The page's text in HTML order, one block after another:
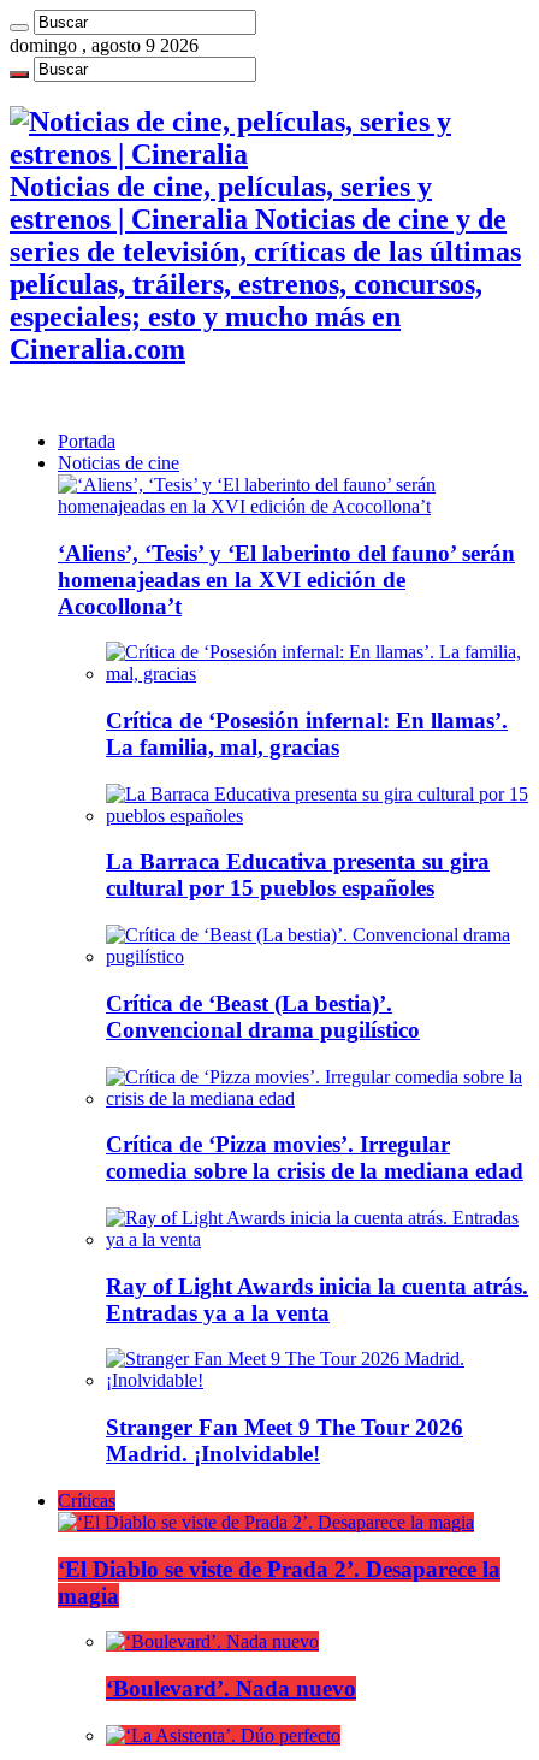
domingo , agosto 9 2026
Noticias de cine, películas, series y
estrenos | Cineralia Noticias de cine y de
series de televisión, críticas de las últimas
películas, tráilers, estrenos, concursos,
especiales; esto y mucho más en
Cineralia.com
Portada
Noticias de cine
‘Aliens’, ‘Tesis’ y ‘El laberinto del fauno’ serán
homenajeadas en la XVI edición de
Acocollona’t
Crítica de ‘Posesión infernal: En llamas’.
La familia, mal, gracias
La Barraca Educativa presenta su gira
cultural por 15 pueblos españoles
Crítica de ‘Beast (La bestia)’.
Convencional drama pugilístico
Crítica de ‘Pizza movies’. Irregular
comedia sobre la crisis de la mediana edad
Ray of Light Awards inicia la cuenta atrás.
Entradas ya a la venta
Stranger Fan Meet 9 The Tour 2026
Madrid. ¡Inolvidable!
Críticas
‘El Diablo se viste de Prada 2’. Desaparece la
magia
‘Boulevard’. Nada nuevo